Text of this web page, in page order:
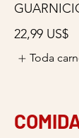
22,99 US$
Toda